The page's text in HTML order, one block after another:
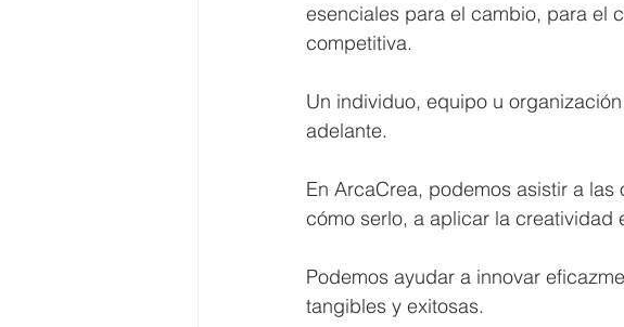
esenciales para el cambio, para el
competitiva.
Un individuo, equipo u
adelante.
En ArcaCrea, podemos asistir a
cómo serlo, a aplicar la creatividad
Podemos ayudar a innovar
tangibles y exitosas.